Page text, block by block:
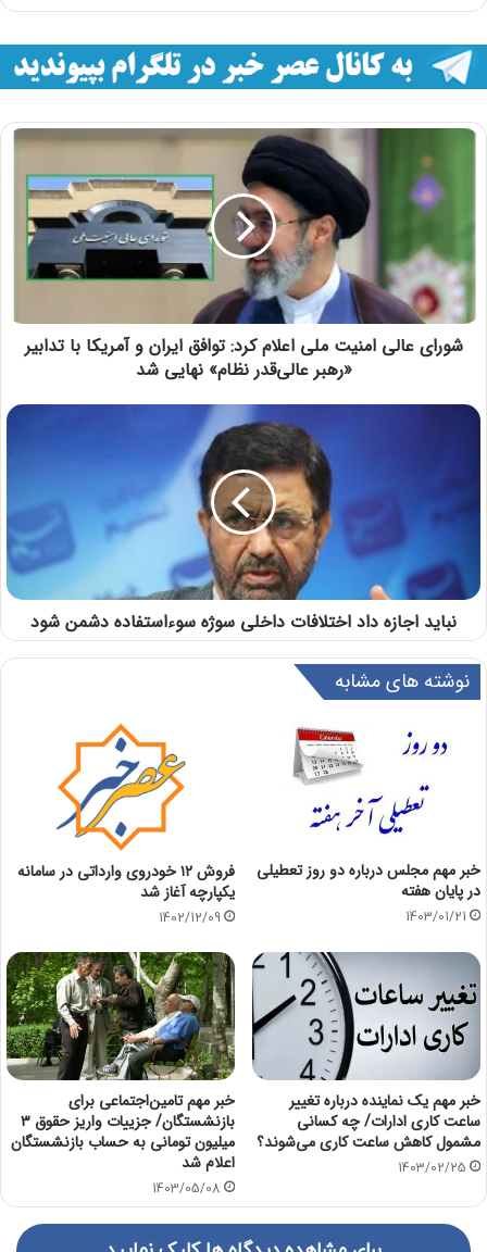
شورای عالی امنیت ملی اعلام کرد: توافق ایران و آمریکا با تدابیر
«رهبر عالی‌قدر نظام» نهایی شد
نباید اجازه داد اختلافات داخلی سوژه سوءاستفاده دشمن شود
نوشته های مشابه
خبر مهم مجلس درباره دو روز تعطیلی
در پایان هفته
1403/01/21
فروش ۱۲ خودروی وارداتی در سامانه
یکپارچه آغاز شد
1402/12/09
خبر مهم یک نماینده درباره تغییر
ساعت کاری ادارات/ چه کسانی
مشمول کاهش ساعت کاری می‌شوند؟
1403/02/25
خبر مهم تامین‌اجتماعی برای
بازنشستگان/ جزییات واریز حقوق ۳
میلیون تومانی به حساب بازنشستگان
اعلام شد
1403/05/08